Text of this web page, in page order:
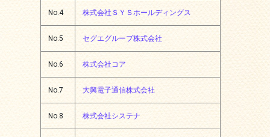
No.4 株式会社ＳＹＳホールディングス
No.5 セグエグループ株式会社
No.6 株式会社コア
No.7 大興電子通信株式会社
No.8 株式会社システナ